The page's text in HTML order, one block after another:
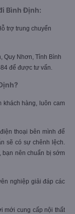
Bình Định:
trợ trung chuyển
Quy Nhơn, Tỉnh Bình
để được tư vấn.
khách hàng, luôn cam
thoại bên mình để
sẽ có sự chênh lệch.
bạn nên chuẩn bị sớm
nghiệp giải đáp các
mới cung cấp nội thất